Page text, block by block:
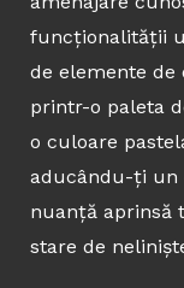
funcționalității
de elemente de
printr-o paleta
o culoare
aducându-ți un
nuanță aprinsă
stare de